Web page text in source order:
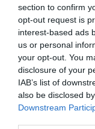
section to confirm
opt-out request is
interest-based ads
us or personal
your opt-out. You
disclosure of your
IAB’s list of
also be disclosed
Downstream
SVERIGE Det
som vinner valet,
sju-klövern
PUBLICERAD 30 JANUARI
Trollet
Trollet